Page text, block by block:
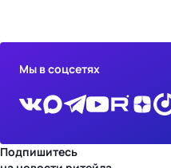
Мы в соцсетях
Подпишитесь